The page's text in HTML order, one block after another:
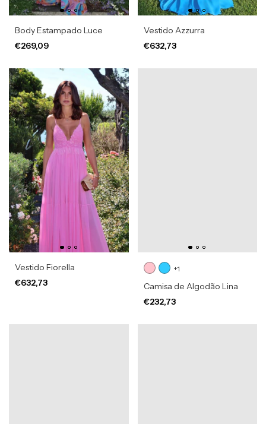
Body Estampado Luce
€269,09
Vestido Azzurra
€632,73
Vestido Fiorella
€632,73
+1
Camisa de Algodão Lina
€232,73